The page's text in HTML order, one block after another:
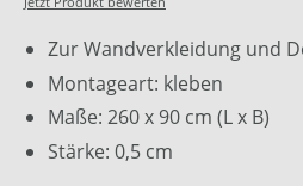
Zur Wandverkleidung und
Montageart: kleben
Maße: 260 x 90 cm (L x B)
Stärke: 0,5 cm